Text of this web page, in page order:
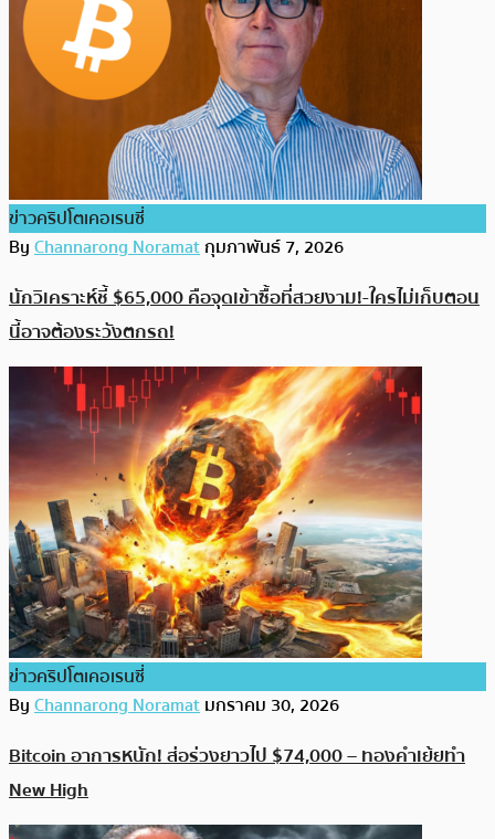
ข่าวคริปโตเคอเรนซี่
ByChannarong Noramatกุมภาพันธ์ 7, 2026
นักวิเคราะห์ชี้ $65,000 คือจุดเข้าซื้อที่สวยงาม!-ใครไม่เก็บตอน
นี้อาจต้องระวังตกรถ!
ข่าวคริปโตเคอเรนซี่
ByChannarong Noramatมกราคม 30, 2026
Bitcoin อาการหนัก! ส่อร่วงยาวไป $74,000 – ทองคำเย้ยทำ
New High